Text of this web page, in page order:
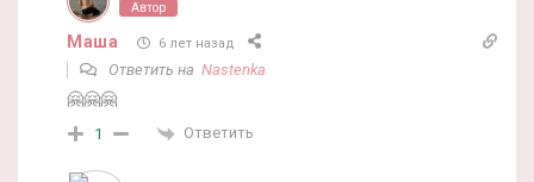
Автор
Маша 6 лет назад
Ответить на Nastenka
🤗🤗🤗
1 Ответить